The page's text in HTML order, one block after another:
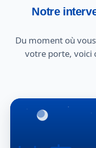
Notre
Du moment où vous
votre porte, voici